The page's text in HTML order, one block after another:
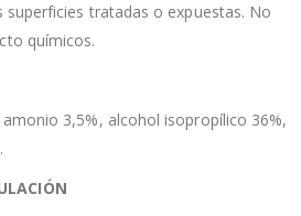
tratadas o expuestas. No
químicos.
3,5%, alcohol isopropílico 36%,